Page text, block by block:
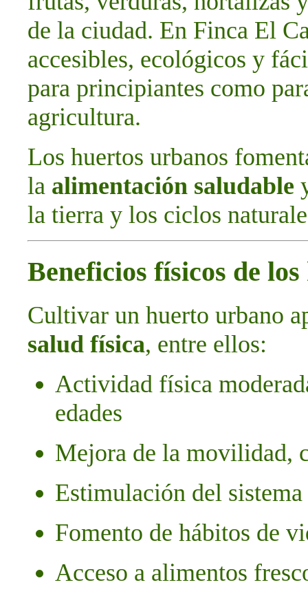
de la ciudad. En Finca El
accesibles, ecológicos y
para principiantes como
agricultura.
Los huertos urbanos
la alimentación saludable
la tierra y los ciclos
Beneficios físicos de
Cultivar un huerto urbano
salud física, entre ellos:
Actividad física
edades
Mejora de la movilidad,
Estimulación del
Fomento de hábitos de
Acceso a alimentos